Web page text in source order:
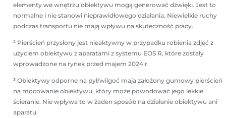
elementy we wnętrzu obiektywu mogą generować dźwięki. Jest to
normalne i nie stanowi nieprawidłowego działania. Niewielkie ruchy
podczas transportu nie mają wpływu na skuteczność pracy.
² Pierścień przysłony jest nieaktywny w przypadku robienia zdjęć z
użyciem obiektywu z aparatami z systemu EOS R, które zostały
wprowadzone na rynek przed majem 2024 r.
³ Obiektywy odporne na pył/wilgoć mają założony gumowy pierścień
na mocowanie obiektywu, który może powodować jego lekkie
ścieranie. Nie wpływa to w żaden sposób na działanie obiektywu ani
aparatu.